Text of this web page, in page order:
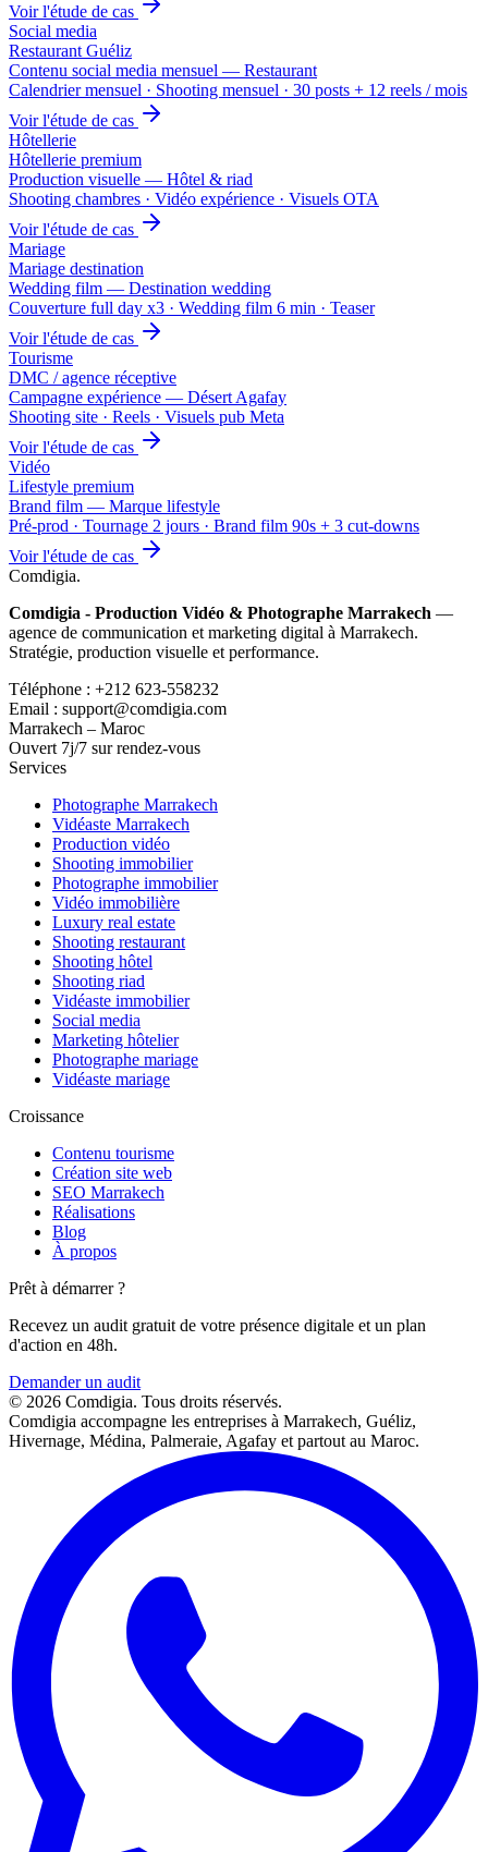
Voir l'étude de cas
Social media
Restaurant Guéliz
Contenu social media mensuel — Restaurant
Calendrier mensuel · Shooting mensuel · 30 posts + 12 reels / mois
Voir l'étude de cas
Hôtellerie
Hôtellerie premium
Production visuelle — Hôtel & riad
Shooting chambres · Vidéo expérience · Visuels OTA
Voir l'étude de cas
Mariage
Mariage destination
Wedding film — Destination wedding
Couverture full day x3 · Wedding film 6 min · Teaser
Voir l'étude de cas
Tourisme
DMC / agence réceptive
Campagne expérience — Désert Agafay
Shooting site · Reels · Visuels pub Meta
Voir l'étude de cas
Vidéo
Lifestyle premium
Brand film — Marque lifestyle
Pré-prod · Tournage 2 jours · Brand film 90s + 3 cut-downs
Voir l'étude de cas
Comdigia.
Comdigia - Production Vidéo & Photographe Marrakech —
agence de communication et marketing digital à Marrakech.
Stratégie, production visuelle et performance.
Téléphone : +212 623-558232
Email : support@comdigia.com
Marrakech – Maroc
Ouvert 7j/7 sur rendez-vous
Services
Photographe Marrakech
Vidéaste Marrakech
Production vidéo
Shooting immobilier
Photographe immobilier
Vidéo immobilière
Luxury real estate
Shooting restaurant
Shooting hôtel
Shooting riad
Vidéaste immobilier
Social media
Marketing hôtelier
Photographe mariage
Vidéaste mariage
Croissance
Contenu tourisme
Création site web
SEO Marrakech
Réalisations
Blog
À propos
Prêt à démarrer ?
Recevez un audit gratuit de votre présence digitale et un plan
d'action en 48h.
Demander un audit
© 2026 Comdigia. Tous droits réservés.
Comdigia accompagne les entreprises à Marrakech, Guéliz,
Hivernage, Médina, Palmeraie, Agafay et partout au Maroc.